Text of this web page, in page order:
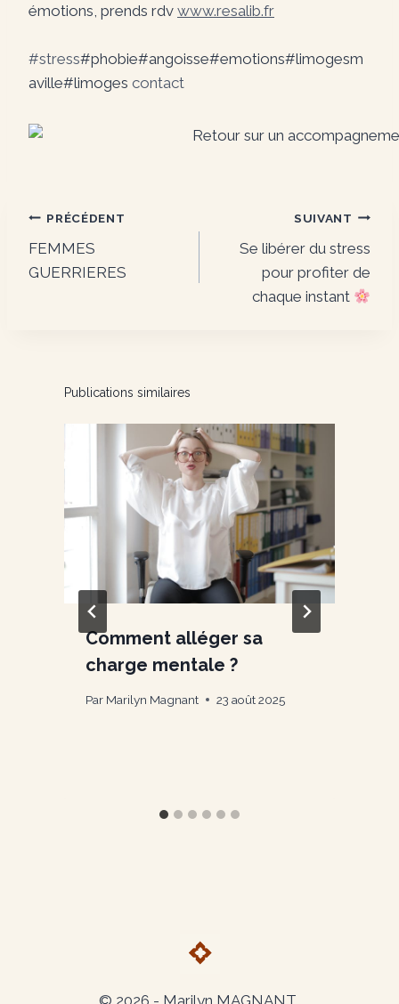
émotions, prends rdv www.resalib.fr
#stress#phobie#angoisse#emotions#limogesm
aville#limoges contact
Navigation
de
PRÉCÉDENT
FEMMES
GUERRIERES
SUIVANT
Se libérer du stress
pour profiter de
chaque instant
Publications similaires
Comment alléger sa
charge mentale ?
Par Marilyn Magnant 23 août 2025